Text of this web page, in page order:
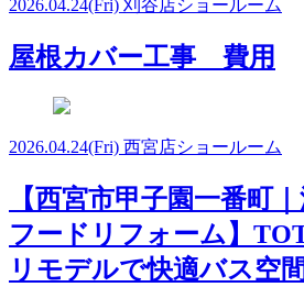
2026.04.24(Fri) 刈谷店ショールーム
屋根カバー工事 費用
2026.04.24(Fri) 西宮店ショールーム
【西宮市甲子園一番町
フードリフォーム】
リモデルで快適バス空